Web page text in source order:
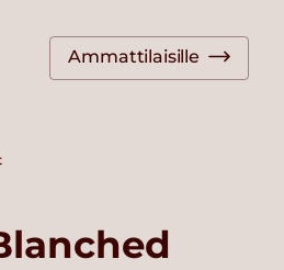
Ammattilaisille